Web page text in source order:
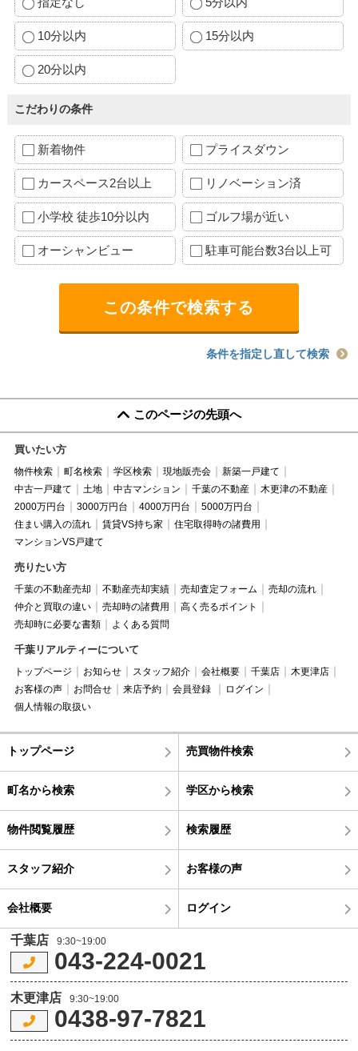
10分以内 15分以内
20分以内
こだわりの条件
新着物件 プライスダウン
カースペース2台以上 リノベーション済
小学校 徒歩10分以内 ゴルフ場が近い
オーシャンビュー 駐車可能台数3台以上可
条件を指定し直して検索
このページの先頭へ
買いたい方
物件検索 町名検索 学区検索 現地販売会
新築一戸建て
中古一戸建て
土地 中古マンション 千葉の不動産
木更津の不動産
2000万円台
3000万円台 4000万円台
5000万円台
住まい購入の流れ
賃貸VS持ち家
住宅取得時の諸費用
マンションVS戸建て
売りたい方
千葉の不動産売却 不動産売却実績 売却査定フォーム
売却の流れ
仲介と買取の違い
売却時の諸費用
高く売るポイント
売却時に必要な書類
よくある質問
千葉リアルティーについて
トップページ お知らせ スタッフ紹介 会社概要 千葉店
木更津店
お客様の声
お問合せ 来店予約 会員登録
ログイン
個人情報の取扱い
トップページ 売買物件検索
町名から検索 学区から検索
物件閲覧履歴 検索履歴
スタッフ紹介 お客様の声
会社概要 ログイン
千葉店 9:30~19:00
043-224-0021
木更津店 9:30~19:00
0438-97-7821